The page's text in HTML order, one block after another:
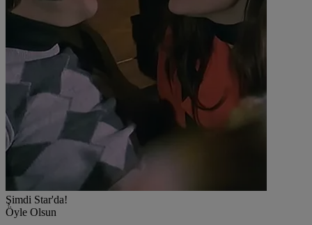
Şimdi Star'da!
Öyle Olsun